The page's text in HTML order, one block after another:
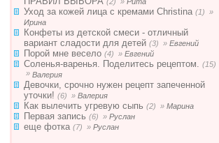
Уход за кожей лица с кремами Christina (1) »
Ирина
Конфеты из детской смеси - отличный
вариант сладости для детей (3) » Евгений
Порой мне весело (4) » Евгений
Соленья-варенья. Поделитесь рецептом. (15)
» Валерия
Девочки, срочно нужен рецепт запеченной
уточки! (6) » Валерия
Как вылечить угревую сыпь (2) » Марина
Первая запись (6) » Руслан
еще фотка (7) » Руслан